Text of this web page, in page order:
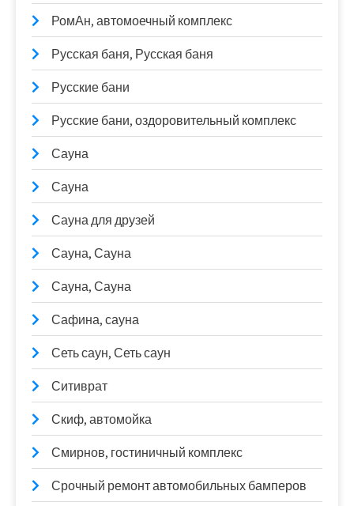
РомАн, автомоечный комплекс
Русская баня, Русская баня
Русские бани
Русские бани, оздоровительный комплекс
Сауна
Сауна
Сауна для друзей
Сауна, Сауна
Сауна, Сауна
Сафина, сауна
Сеть саун, Сеть саун
Ситиврат
Скиф, автомойка
Смирнов, гостиничный комплекс
Срочный ремонт автомобильных бамперов